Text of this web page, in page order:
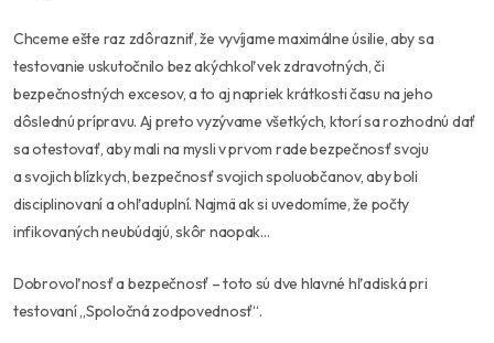
Chceme ešte raz zdôrazniť, že vyvíjame maximálne úsilie, aby sa
testovanie uskutočnilo bez akýchkoľvek zdravotných, či
bezpečnostných excesov, a to aj napriek krátkosti času na jeho
dôslednú prípravu. Aj preto vyzývame všetkých, ktorí sa rozhodnú dať
sa otestovať, aby mali na mysli v prvom rade bezpečnosť svoju
a svojich blízkych, bezpečnosť svojich spoluobčanov, aby boli
disciplinovaní a ohľaduplní. Najmä ak si uvedomíme, že počty
infikovaných neubúdajú, skôr naopak…
Dobrovoľnosť a bezpečnosť – toto sú dve hlavné hľadiská pri
testovaní „Spoločná zodpovednosť“.